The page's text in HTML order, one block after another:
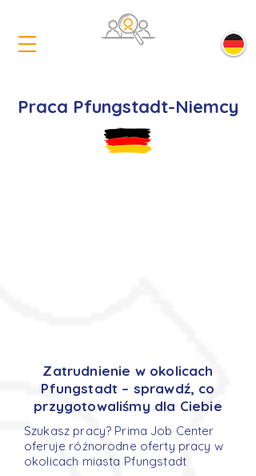
Praca Pfungstadt-Niemcy
Zatrudnienie w okolicach
Pfungstadt – sprawdź, co
przygotowaliśmy dla Ciebie
Szukasz pracy? Prima Job Center
oferuje różnorodne oferty pracy w
okolicach miasta Pfungstadt